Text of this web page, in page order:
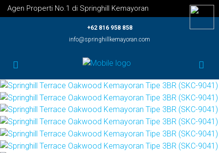
Agen Properti No.1 di Springhill Kemayoran
+62 816 958 858
info@springhillkemayoran.com